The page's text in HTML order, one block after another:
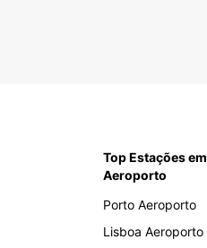
Top Estações em
Aeroporto
Porto Aeroporto
Lisboa Aeroporto